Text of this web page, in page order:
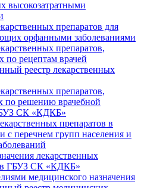
высокозатратными
препаратов для
орфанными заболеваниями
препаратов,
по рецептам врачей
реестр лекарственных
препаратов,
по решению врачебной
СК «КДКБ»
препаратов в
с перечнем групп населения и
лекарственных
в ГБУЗ СК «КДКБ»
медицинского назначения